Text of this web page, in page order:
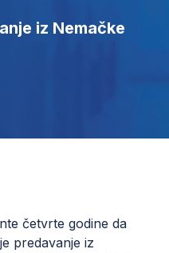
iz Nemačke
četvrte godine da
predavanje iz